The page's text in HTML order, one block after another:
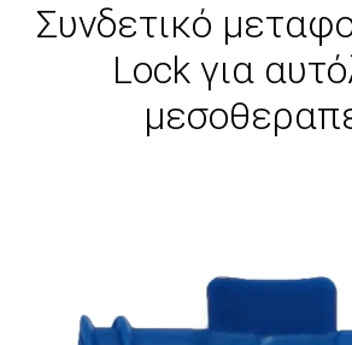
Συνδετικό
Lock για